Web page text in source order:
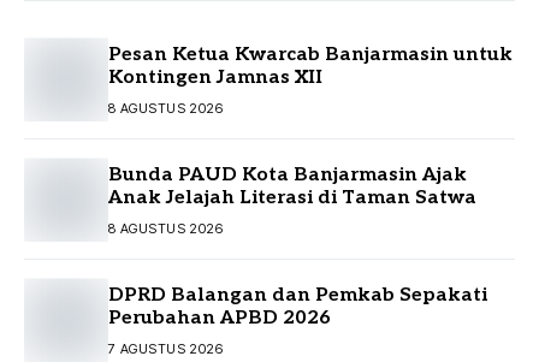
Pesan Ketua Kwarcab Banjarmasin untuk
Kontingen Jamnas XII
8 AGUSTUS 2026
Bunda PAUD Kota Banjarmasin Ajak
Anak Jelajah Literasi di Taman Satwa
8 AGUSTUS 2026
DPRD Balangan dan Pemkab Sepakati
Perubahan APBD 2026
7 AGUSTUS 2026